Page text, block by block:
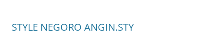
STYLE NEGORO ANGIN.STY